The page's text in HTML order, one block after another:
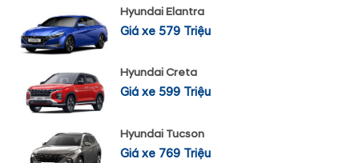
Hyundai Elantra
Giá xe 579 Triệu
Hyundai Creta
Giá xe 599 Triệu
Hyundai Tucson
Giá xe 769 Triệu